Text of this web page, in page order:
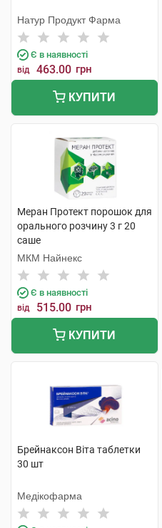
Натур Продукт Фарма
Є в наявності
від 463.00 грн
КУПИТИ
Меран Протект порошок для
орального розчину 3 г 20
саше
МКМ Найнекс
Є в наявності
від 515.00 грн
КУПИТИ
Брейнаксон Віта таблетки
30 шт
Медікофарма